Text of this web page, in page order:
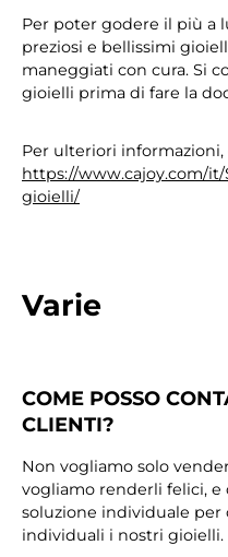
Per poter godere il più a
preziosi e bellissimi
maneggiati con cura. Si
gioielli prima di fare la
Per ulteriori informazioni,
https://www.cajoy.com/
gioielli/
Varie
COME POSSO
CLIENTI?
Non vogliamo solo
vogliamo renderli felici,
soluzione individuale per
individuali i nostri gioielli.